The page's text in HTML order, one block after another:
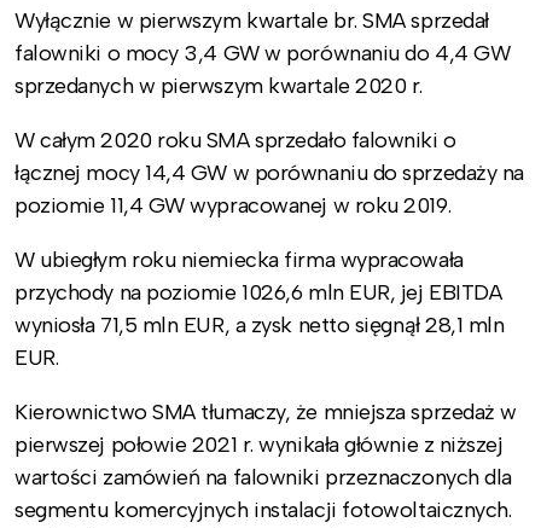
Wyłącznie w pierwszym kwartale br. SMA sprzedał
falowniki o mocy 3,4 GW w porównaniu do 4,4 GW
sprzedanych w pierwszym kwartale 2020 r.
W całym 2020 roku SMA sprzedało falowniki o
łącznej mocy 14,4 GW w porównaniu do sprzedaży na
poziomie 11,4 GW wypracowanej w roku 2019.
W ubiegłym roku niemiecka firma wypracowała
przychody na poziomie 1026,6 mln EUR, jej EBITDA
wyniosła 71,5 mln EUR, a zysk netto sięgnął 28,1 mln
EUR.
Kierownictwo SMA tłumaczy, że mniejsza sprzedaż w
pierwszej połowie 2021 r. wynikała głównie z niższej
wartości zamówień na falowniki przeznaczonych dla
segmentu komercyjnych instalacji fotowoltaicznych.